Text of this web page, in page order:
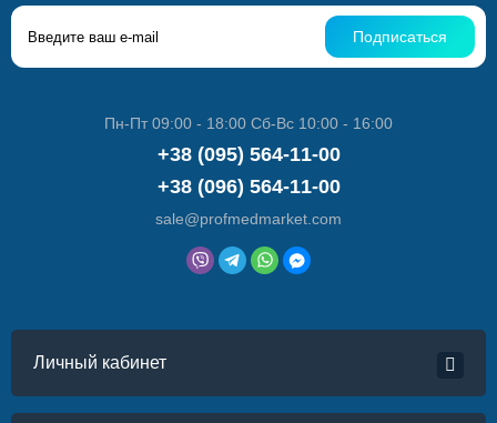
Подписаться
Пн-Пт 09:00 - 18:00 Сб-Вс 10:00 - 16:00
+38 (095) 564-11-00
+38 (096) 564-11-00
sale@profmedmarket.com
Личный кабинет